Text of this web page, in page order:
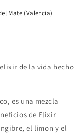
Mate (Valencia)
de la vida hecho
es una mezcla
de Elixir
el limon y el